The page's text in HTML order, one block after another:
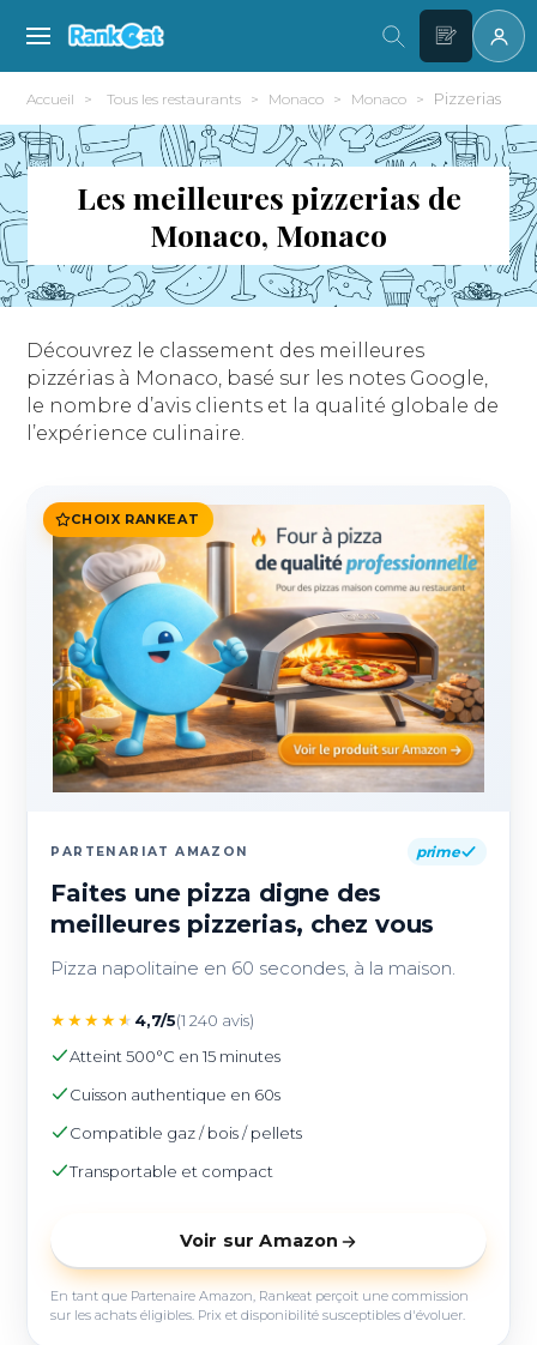
Accueil Tous les restaurants Monaco Monaco Pizzerias
Les meilleures pizzerias de
Monaco, Monaco
Découvrez le classement des meilleures
pizzérias à Monaco, basé sur les notes Google,
le nombre d’avis clients et la qualité globale de
l’expérience culinaire.
CHOIX RANKEAT
PARTENARIAT AMAZON prime
Faites une pizza digne des
meilleures pizzerias, chez vous
Pizza napolitaine en 60 secondes, à la maison.
★★★★★ 4,7/5(1 240 avis)
Atteint 500°C en 15 minutes
Cuisson authentique en 60s
Compatible gaz / bois / pellets
Transportable et compact
Voir sur Amazon
En tant que Partenaire Amazon, Rankeat perçoit une commission
sur les achats éligibles. Prix et disponibilité susceptibles d'évoluer.